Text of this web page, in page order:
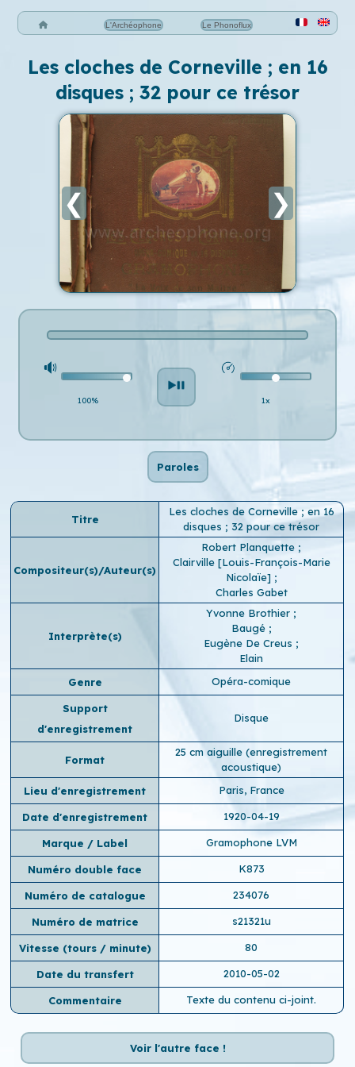
L'Archéophone Le Phonoflux
Les cloches de Corneville ; en 16
disques ; 32 pour ce trésor
❮ ❯
100% 1x
Paroles
Titre
Les cloches de Corneville ; en 16
disques ; 32 pour ce trésor
Compositeur(s)/Auteur(s)
Robert Planquette ;
Clairville [Louis-François-Marie
Nicolaïe] ;
Charles Gabet
Interprète(s)
Yvonne Brothier ;
Baugé ;
Eugène De Creus ;
Elain
Genre
Opéra-comique
Support
d'enregistrement
Disque
Format
25 cm aiguille (enregistrement
acoustique)
Lieu d'enregistrement
Paris, France
Date d'enregistrement 1920-04-19
Marque / Label Gramophone LVM
Numéro double face K873
Numéro de catalogue 234076
Numéro de matrice s21321u
Vitesse (tours / minute) 80
Date du transfert 2010-05-02
Commentaire Texte du contenu ci-joint.
Voir l'autre face !